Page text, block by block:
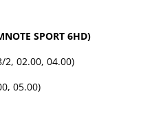
SPORT 6HD)
2, 02.00, 04.00)
05.00)